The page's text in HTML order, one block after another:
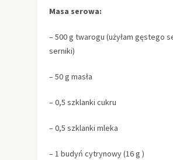
Masa serowa:
– 500 g twarogu (użyłam gęstego
serniki)
– 50 g masła
– 0,5 szklanki cukru
– 0,5 szklanki mleka
– 1 budyń cytrynowy (16 g )